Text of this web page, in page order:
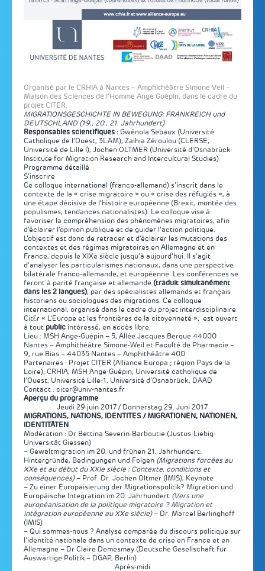
Organisé par le CRHIA à Nantes – Amphithéâtre Simone Veil –
Maison des Sciences de l’Homme Ange Guépin, dans le cadre du
projet CITER.
MIGRATIONSGESCHICHTE IN BEWEGUNG: FRANKREICH und
DEUTSCHLAND (19., 20., 21. Jahrhundert)
Responsables scientifiques :Gwénola Sebaux (Université
Catholique de l’Ouest, 3LAM), Zaihia Zéroulou (CLERSE,
Université de Lille I), Jochen OLTMER (Université d’Osnabrück-
Institute for Migration Research and Intercultural Studies)
Programme détaillé
S’inscrire
Ce colloque international (franco-allemand) s’inscrit dans le
contexte de la « crise migratoire » ou « crise des réfugiés », à
une étape décisive de l’histoire européenne (Brexit, montée des
populismes, tendances nationalistes). Le colloque vise à
favoriser la compréhension des phénomènes migratoires, afin
d’éclairer l’opinion publique et de guider l’action politique.
L’objectif est donc de retracer et d’éclairer les mutations des
contextes et des régimes migratoires en Allemagne et en
France, depuis le XIXe siècle jusqu’à aujourd’hui. Il s’agit
d’analyser les particularismes nationaux, dans une perspective
bilatérale franco-allemande, et européenne. Les conférences se
feront à parité française et allemande (traduit simultanément
dans les 2 langues), par des spécialistes allemands et français
historiens ou sociologues des migrations. Ce colloque
international, organisé dans le cadre du projet interdisciplinaire
CitƐr« L’Europe et les frontières de la citoyenneté », est ouvert
à tout public intéressé, en accès libre.
Lieu : MSH Ange-Guépin – 5, Allée Jacques Berque 44000
Nantes – Amphithéâtre Simone-Weil et Faculté de Pharmacie –
9, rue Bias – 44035 Nantes – Amphithéâtre 400
Partenaires : Projet CITER (Alliance Europa ; région Pays de la
Loire), CRHIA, MSH Ange-Guépin, Université catholique de
l’Ouest, Université Lille-1, Université d’Osnabrück, DAAD
Contact : citer@univ-nantes.fr
Aperçu du programme
Jeudi 29 juin 2017 / Donnerstag 29. Juni 2017
MIGRATIONS, NATIONS, IDENTITES / MIGRATIONEN, NATIONEN,
IDENTITÄTEN
Modération : Dr Bettina Severin-Barboutie (Justus-Liebig-
Universität Giessen)
– Gewaltmigration im 20. und frühen 21. Jahrhundert:
Hintergründe, Bedingungen und Folgen (Migrations forcées au
XXe et au début du XXIe siècle : Contexte, conditions et
conséquences)– Prof. Dr. Jochen Oltmer (IMIS), Keynote
– Zu einer Europäisierung der Migrationspolitik? Migration und
Europäische Integration im 20. Jahrhundert (Vers une
européanisation de la politique migratoire ? Migration et
intégration européenne au XXe siècle)– Dr. Marcel Berlinghoff
(IMIS)
– Qui sommes-nous ? Analyse comparée du discours politique sur
l’identité nationale dans un contexte de crise en France et en
Allemagne – Dr Claire Demesmay (Deutsche Gesellschaft für
Auswärtige Politik – DGAP, Berlin)
Après-midi